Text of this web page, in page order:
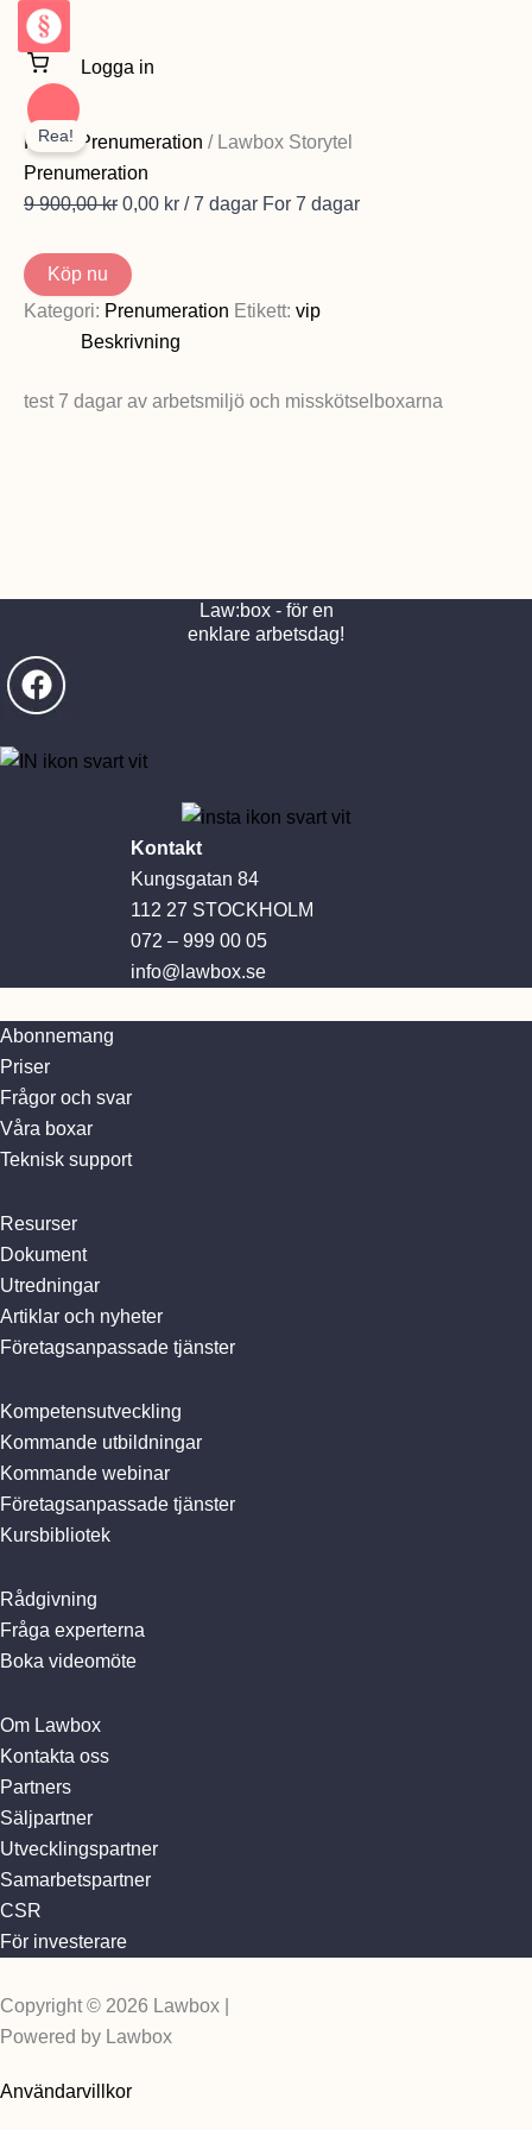
Logga in
Hoppa
innehåll
Rea!
Hem/ Prenumeration / Lawbox Storytel
Prenumeration
9 900,00kr
ursprungliga
priset
var:
900,00 kr.
0,00 kr
nuvarande
är:
/ 7 dagar For 7 dagar
Lawbox
Storytel
mängd
Köp nu
Kategori: Prenumeration Etikett: vip
Beskrivning
test 7 dagar av arbetsmiljö och misskötselboxarna
Law:box - för en
enklare arbetsdag!
Kontakt
Kungsgatan 84
112 27 STOCKHOLM
072 – 999 00 05
info@lawbox.se
Abonnemang
Priser
Frågor och svar
Våra boxar
Teknisk support
Resurser
Dokument
Utredningar
Artiklar och nyheter
Företagsanpassade tjänster
Kompetensutveckling
Kommande utbildningar
Kommande webinar
Företagsanpassade tjänster
Kursbibliotek
Rådgivning
Fråga experterna
Boka videomöte
Om Lawbox
Kontakta oss
Partners
Säljpartner
Utvecklingspartner
Samarbetspartner
CSR
För investerare
Copyright © 2026 Lawbox |
Powered by Lawbox
Användarvillkor